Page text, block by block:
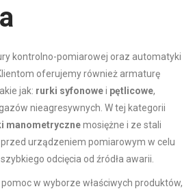
kontrolno-pomiarowej oraz automatyki
oferujemy również armaturę
jak: rurki syfonowei pętlicowe,
nieagresywnych. W tej kategorii
manometrycznemosiężne i ze stali
urządzeniem pomiarowym w celu
odcięcia od źródła awarii.
w wyborze właściwych produktów,